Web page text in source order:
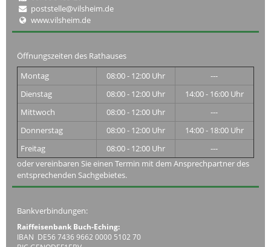
poststelle@vilsheim.de
www.vilsheim.de
Öffnungszeiten des Rathauses
Montag
08:00 - 12:00 Uhr
---
Dienstag
08:00 - 12:00 Uhr
14:00 - 16:00 Uhr
Mittwoch
08:00 - 12:00 Uhr
---
Donnerstag
08:00 - 12:00 Uhr
14:00 - 18:00 Uhr
Freitag
08:00 - 12:00 Uhr
---
oder vereinbaren Sie einen Termin mit dem Ansprechpartner des
entsprechenden Sachgebietes.
Bankverbindungen:
Raiffeisenbank Buch-Eching:
IBAN DE56 7436 9662 0000 5102 70